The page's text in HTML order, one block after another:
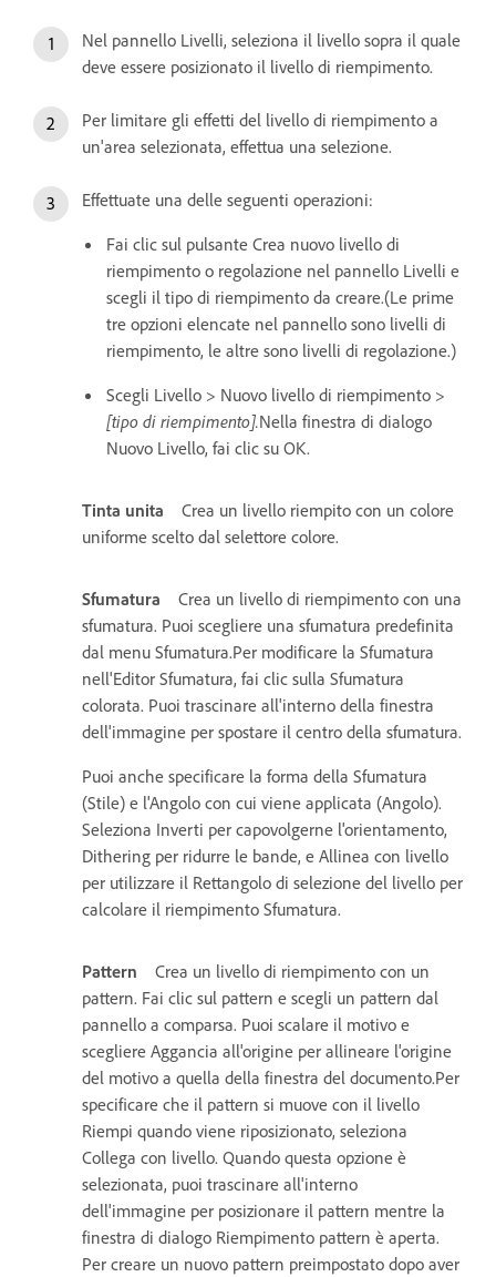
Nel pannello Livelli, seleziona il livello sopra il quale
deve essere posizionato il livello di riempimento.
Per limitare gli effetti del livello di riempimento a
un'area selezionata, effettua una selezione.
Effettuate una delle seguenti operazioni:
Fai clic sul pulsante Crea nuovo livello di
riempimento o regolazione nel pannello Livelli e
scegli il tipo di riempimento da creare.(Le prime
tre opzioni elencate nel pannello sono livelli di
riempimento, le altre sono livelli di regolazione.)
Scegli Livello > Nuovo livello di riempimento >
[tipo di riempimento].Nella finestra di dialogo
Nuovo Livello, fai clic su OK.
Tinta unita
Crea un livello riempito con un colore
uniforme scelto dal selettore colore.
Sfumatura
Crea un livello di riempimento con una
sfumatura. Puoi scegliere una sfumatura predefinita
dal menu Sfumatura.Per modificare la Sfumatura
nell'Editor Sfumatura, fai clic sulla Sfumatura
colorata. Puoi trascinare all'interno della finestra
dell'immagine per spostare il centro della sfumatura.
Puoi anche specificare la forma della Sfumatura
(Stile) e l'Angolo con cui viene applicata (Angolo).
Seleziona Inverti per capovolgerne l'orientamento,
Dithering per ridurre le bande, e Allinea con livello
per utilizzare il Rettangolo di selezione del livello per
calcolare il riempimento Sfumatura.
Pattern
Crea un livello di riempimento con un
pattern. Fai clic sul pattern e scegli un pattern dal
pannello a comparsa. Puoi scalare il motivo e
scegliere Aggancia all'origine per allineare l'origine
del motivo a quella della finestra del documento.Per
specificare che il pattern si muove con il livello
Riempi quando viene riposizionato, seleziona
Collega con livello. Quando questa opzione è
selezionata, puoi trascinare all'interno
dell'immagine per posizionare il pattern mentre la
finestra di dialogo Riempimento pattern è aperta.
Per creare un nuovo pattern preimpostato dopo aver